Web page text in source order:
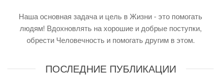
Наша основная задача и цель в Жизни - это помогать
людям! Вдохновлять на хорошие и добрые поступки,
обрести Человечность и помогать другим в этом.
ПОСЛЕДНИЕ ПУБЛИКАЦИИ